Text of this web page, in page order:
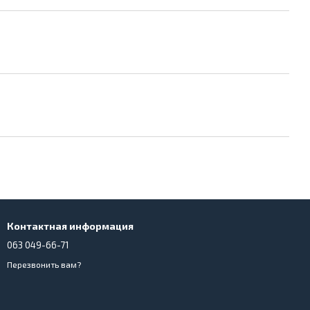
Контактная информация
063 049-66-71
Перезвонить вам?